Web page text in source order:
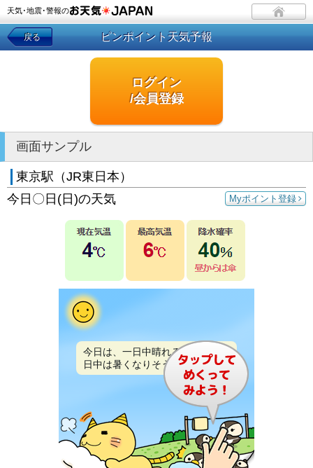
天気･地震･警報の
戻る ピンポイント天気予報
ログイン
/会員登録
画面サンプル
東京駅（JR東日本）
Myポイント登録
今日〇日(日)の天気
今日は、一日中晴れるでしょう。
日中は暑くなりそうです。